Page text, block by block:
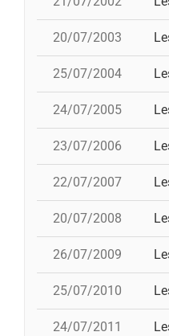
20/07/2003
25/07/2004
24/07/2005
23/07/2006
22/07/2007
20/07/2008
26/07/2009
25/07/2010
24/07/2011